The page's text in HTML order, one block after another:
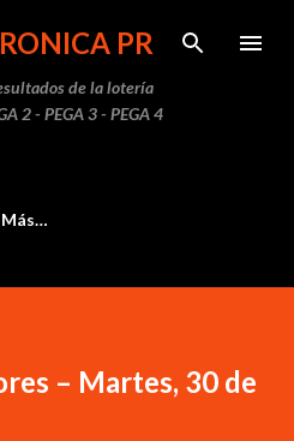
principalPR
de la lotería
2 - PEGA 3 - PEGA 4
Más…
– Martes, 30 de